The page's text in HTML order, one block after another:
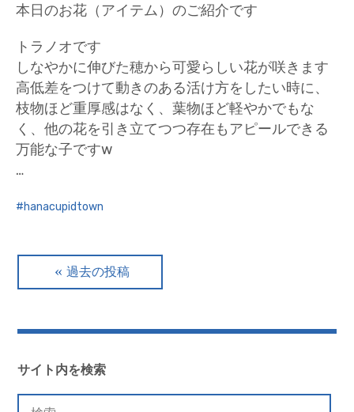
本日のお花（アイテム）のご紹介です
トラノオです
しなやかに伸びた穂から可愛らしい花が咲きます
高低差をつけて動きのある活け方をしたい時に、
枝物ほど重厚感はなく、葉物ほど軽やかでもな
く、他の花を引き立てつつ存在もアピールできる
万能な子ですw
…
hanacupidtown
ナ
ビ
ゲ
過去の投稿
サイト内を検索